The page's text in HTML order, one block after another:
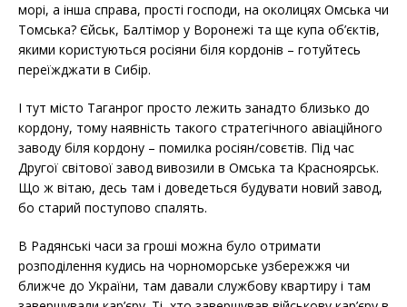
морі, а інша справа, прості господи, на околицях Омська чи
Томська? Єйськ, Балтімор у Воронежі та ще купа об’єктів,
якими користуються росіяни біля кордонів – готуйтесь
переїжджати в Сибір.
І тут місто Таганрог просто лежить занадто близько до
кордону, тому наявність такого стратегічного авіаційного
заводу біля кордону – помилка росіян/совєтів. Під час
Другої світової завод вивозили в Омська та Красноярськ.
Що ж вітаю, десь там і доведеться будувати новий завод,
бо старий поступово спалять.
В Радянські часи за гроші можна було отримати
розподілення кудись на чорноморське узбережжя чи
ближче до України, там давали службову квартиру і там